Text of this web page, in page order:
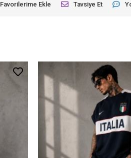
Favorilerime Ekle Tavsiye Et